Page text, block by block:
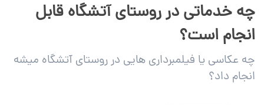
چه خدماتی در روستای آتشگاه قابل
انجام است؟
چه عکاسی یا فیلمبرداری هایی در روستای آتشگاه میشه
انجام داد؟